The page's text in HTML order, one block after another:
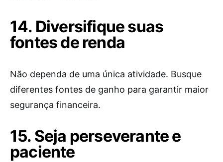
14. Diversifique suas
fontes de renda
Não dependa de uma única atividade. Busque
diferentes fontes de ganho para garantir maior
segurança financeira.
15. Seja perseverante e
paciente